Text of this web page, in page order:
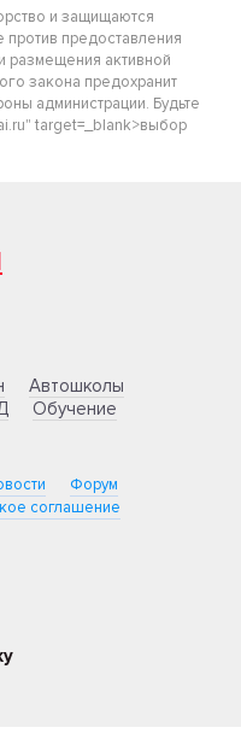
и защищаются
предоставления
размещения активной
закона предохранит
администрации. Будьте
target=_blank>выбор
Автошколы
Обучение
Форум
соглашение